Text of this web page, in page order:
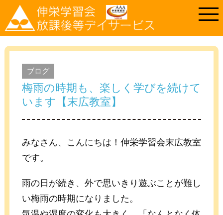
ブログ
梅雨の時期も、楽しく学びを続けて
います【末広教室】
みなさん、こんにちは！伸栄学習会末広教室
です。
雨の日が続き、外で思いきり遊ぶことが難し
い梅雨の時期になりました。